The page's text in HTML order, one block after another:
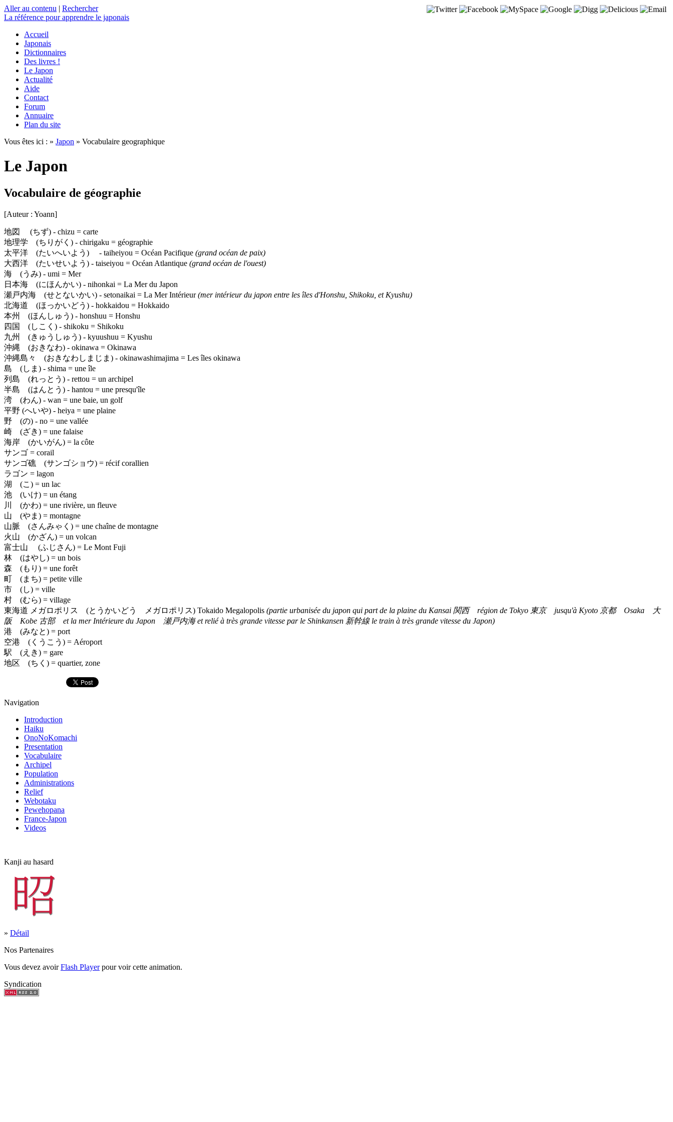
Aller au contenu | Rechercher
La référence pour apprendre le japonais
Accueil
Japonais
Dictionnaires
Des livres !
Le Japon
Actualité
Aide
Contact
Forum
Annuaire
Plan du site
Vous êtes ici : » Japon » Vocabulaire geographique
Le Japon
Vocabulaire de géographie
[Auteur : Yoann]
地図 (ちず) - chizu = carte
地理学 (ちりがく) - chirigaku = géographie
太平洋 (たいへいよう)
- taiheiyou = Océan Pacifique (grand océan de paix)
大西洋 (たいせいよう) - taiseiyou = Océan Atlantique (grand océan de l'ouest)
海 (うみ) - umi = Mer
日本海 (にほんかい) - nihonkai = La Mer du Japon
瀬戸内海 (せとないかい) - setonaikai = La Mer Intérieur(mer intérieur du japon entre les îles d'Honshu, Shikoku, et Kyushu)
北海道 (ほっかいどう) - hokkaidou = Hokkaido
本州 (ほんしゅう) - honshuu = Honshu
四国 (しこく) - shikoku = Shikoku
九州 (きゅうしゅう) - kyuushuu = Kyushu
沖縄 (おきなわ) - okinawa = Okinawa
沖縄島々 (おきなわしまじま) - okinawashimajima = Les îles okinawa
島 (しま) - shima = une île
列島 (れっとう) - rettou = un archipel
半島 (はんとう) - hantou = une presqu'île
湾 (わん) - wan = une baie, un golf
平野 (へいや) - heiya = une plaine
野 (の) - no = une vallée
崎 (ざき) = une falaise
海岸 (かいがん) = la côte
サンゴ = corail
サンゴ礁 (サンゴショウ) = récif corallien
ラゴン = lagon
湖 (こ) = un lac
池 (いけ) = un étang
川 (かわ) = une rivière, un fleuve
山 (やま) = montagne
山脈 (さんみゃく) = une chaîne de montagne
火山 (かざん) = un volcan
富士山 (ふじさん) = Le Mont Fuji
林 (はやし) = un bois
森 (もり) = une forêt
町 (まち) = petite ville
市 (し) = ville
村 (むら) = village
東海道 メガロポリス (とうかいどう メガロポリス) Tokaido Megalopolis (partie urbanisée du japon qui part de la plaine du Kansai 関西 région de Tokyo 東京 jusqu'à Kyoto 京都 Osaka 大
阪 Kobe 古部 et la mer Intérieure du Japon 瀬戸内海 et relié à très grande vitesse par le Shinkansen 新幹線 le train à très grande vitesse du Japon)
港 (みなと) = port
空港 (くうこう) = Aéroport
駅 (えき) = gare
地区 (ちく) = quartier, zone
Navigation
Introduction
Haiku
OnoNoKomachi
Presentation
Vocabulaire
Archipel
Population
Administrations
Relief
Webotaku
Pewehopana
France-Japon
Videos
Kanji au hasard
» Détail
Nos Partenaires
Vous devez avoirFlash Playerpour voir cette animation.
Syndication